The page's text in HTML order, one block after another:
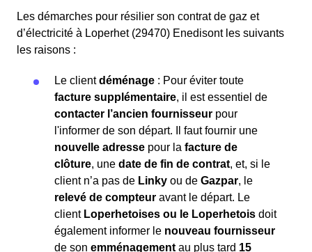
Les démarches pour résilier son contrat de gaz et
d’électricité à Loperhet (29470) Enedisont les suivants
les raisons :
Le clientdéménage : Pour éviter toute
facture supplémentaire, il est essentiel de
contacter l’ancien fournisseur pour
l'informer de son départ. Il faut fournir une
nouvelle adresse pour la facture de
clôture, une date de fin de contrat, et, si le
client n’a pas de Linky ou de Gazpar, le
relevé de compteur avant le départ. Le
client Loperhetoises ou le Loperhetois doit
également informer le nouveau fournisseur
de son emménagement au plus tard 15